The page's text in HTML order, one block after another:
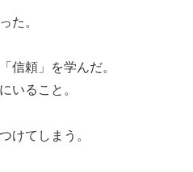
た。
信頼」を学んだ。
いること。
けてしまう。